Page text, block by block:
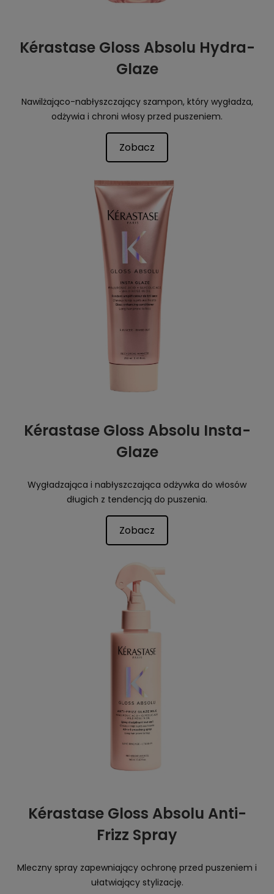
Kérastase Gloss Absolu Hydra-
Glaze
Nawilżająco-nabłyszczający szampon, który wygładza,
odżywia i chroni włosy przed puszeniem.
Zobacz
Kérastase Gloss Absolu Insta-
Glaze
Wygładzająca i nabłyszczająca odżywka do włosów
długich z tendencją do puszenia.
Zobacz
Kérastase Gloss Absolu Anti-
Frizz Spray
Mleczny spray zapewniający ochronę przed puszeniem i
ułatwiający stylizację.